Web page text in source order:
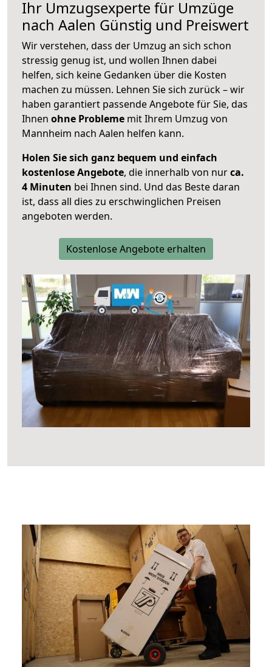
Ihr Umzugsexperte für Umzüge
nach Aalen Günstig und Preiswert
Wir verstehen, dass der Umzug an sich schon
stressig genug ist, und wollen Ihnen dabei
helfen, sich keine Gedanken über die Kosten
machen zu müssen. Lehnen Sie sich zurück – wir
haben garantiert passende Angebote für Sie, das
Ihnen ohne Probleme mit Ihrem Umzug von
Mannheim nach Aalen helfen kann.
Holen Sie sich ganz bequem und einfach
kostenlose Angebote, die innerhalb von nurca.
4 Minuten bei Ihnen sind. Und das Beste daran
ist, dass all dies zu erschwinglichen Preisen
angeboten werden.
Kostenlose Angebote erhalten